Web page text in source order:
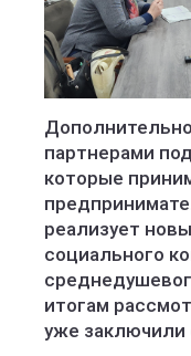
партнерами
которые
реализует
социального
итогам
уже заключили